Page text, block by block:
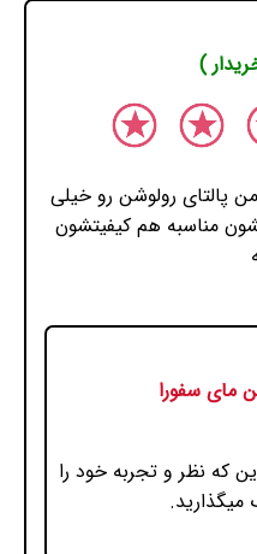
)
پالتای رولوشن رو خیلی
مناسبه هم کیفیتشون
سفورا
که نظر و تجربه خود را
میگذارید.